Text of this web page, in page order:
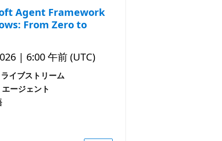
Agent Framework
From Zero to
| 6:00 午前 (UTC)
ライブストリーム
エージェント